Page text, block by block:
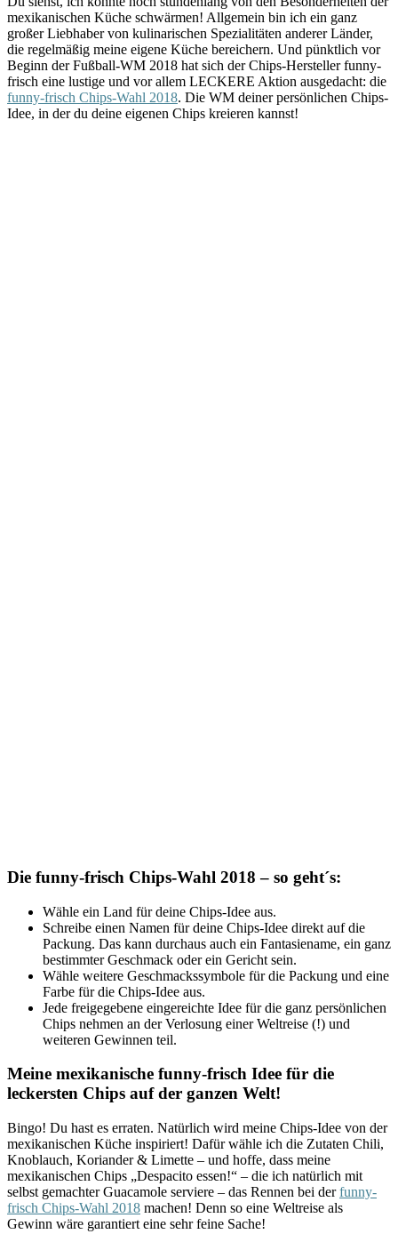
mexikanischen Küche schwärmen! Allgemein bin ich ein ganz
großer Liebhaber von kulinarischen Spezialitäten anderer Länder,
die regelmäßig meine eigene Küche bereichern. Und pünktlich vor
Beginn der Fußball-WM 2018 hat sich der Chips-Hersteller funny-
frisch eine lustige und vor allem LECKERE Aktion ausgedacht: die
funny-frisch Chips-Wahl 2018. Die WM deiner persönlichen Chips-
Idee, in der du deine eigenen Chips kreieren kannst!
Die funny-frisch Chips-Wahl 2018 – so geht´s:
Wähle ein Land für deine Chips-Idee aus.
Schreibe einen Namen für deine Chips-Idee direkt auf die
Packung. Das kann durchaus auch ein Fantasiename, ein ganz
bestimmter Geschmack oder ein Gericht sein.
Wähle weitere Geschmackssymbole für die Packung und eine
Farbe für die Chips-Idee aus.
Jede freigegebene eingereichte Idee für die ganz persönlichen
Chips nehmen an der Verlosung einer Weltreise (!) und
weiteren Gewinnen teil.
Meine mexikanische funny-frisch Idee für die
leckersten Chips auf der ganzen Welt!
Bingo! Du hast es erraten. Natürlich wird meine Chips-Idee von der
mexikanischen Küche inspiriert! Dafür wähle ich die Zutaten Chili,
Knoblauch, Koriander & Limette – und hoffe, dass meine
mexikanischen Chips „Despacito essen!“ – die ich natürlich mit
selbst gemachter Guacamole serviere – das Rennen bei derfunny-
frisch Chips-Wahl 2018 machen! Denn so eine Weltreise als
Gewinn wäre garantiert eine sehr feine Sache!